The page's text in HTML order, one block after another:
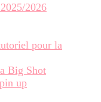
2026
pour la
Big Shot
up